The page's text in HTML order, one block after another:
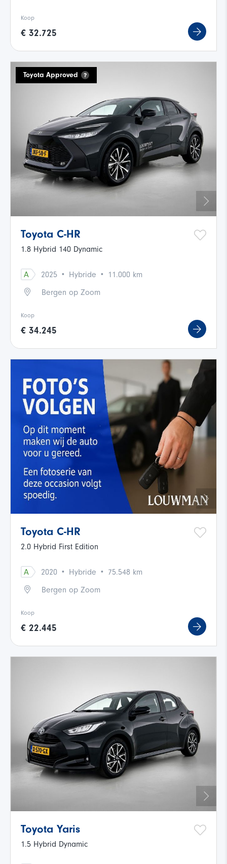
Koop
€ 32.725
Toyota Approved
Toyota C-HR
1.8 Hybrid 140 Dynamic
A 2025 · Hybride ·
11.000 km
Bergen op Zoom
Koop
€ 34.245
Toyota C-HR
2.0 Hybrid First Edition
A 2020 · Hybride · 75.548 km
Bergen op Zoom
Koop
€ 22.445
Toyota Yaris
1.5 Hybrid Dynamic